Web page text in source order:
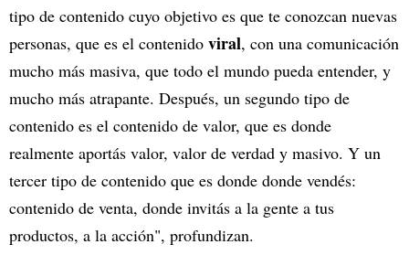
tipo de contenido cuyo objetivo es que te conozcan nuevas
personas, que es el contenido viral, con una comunicación
mucho más masiva, que todo el mundo pueda entender, y
mucho más atrapante. Después, un segundo tipo de
contenido es el contenido de valor, que es donde
realmente aportás valor, valor de verdad y masivo. Y un
tercer tipo de contenido que es donde donde vendés:
contenido de venta, donde invitás a la gente a tus
productos, a la acción", profundizan.